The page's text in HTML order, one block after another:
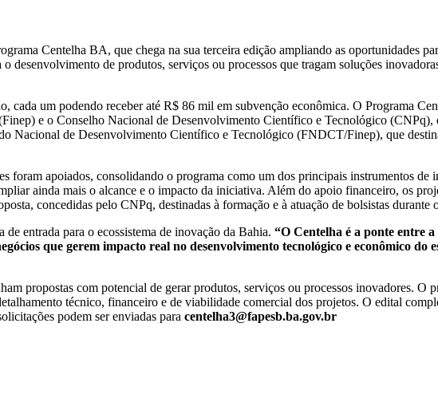
Centelha BA, que chega na sua terceira edição ampliando as oportunidades
de produtos, serviços ou processos que tragam soluções
cada um podendo receber até R$ 86 mil em subvenção econômica. O Programa
e o Conselho Nacional de Desenvolvimento Científico e Tecnológico (CNPq),
Nacional de Desenvolvimento Científico e Tecnológico (FNDCT/Finep), que
foram apoiados, consolidando o programa como um dos principais instrumentos de
ainda mais o alcance e o impacto da iniciativa. Além do apoio financeiro, os
concedidas pelo CNPq, destinadas à formação e à atuação de bolsistas durante
entrada para o ecossistema de inovação da Bahia. “O Centelha é a ponte entre
que gerem impacto real no desenvolvimento tecnológico e econômico do
propostas com potencial de gerar produtos, serviços ou processos inovadores. O
técnico, financeiro e de viabilidade comercial dos projetos. O edital
podem ser enviadas para centelha3@fapesb.ba.gov.br